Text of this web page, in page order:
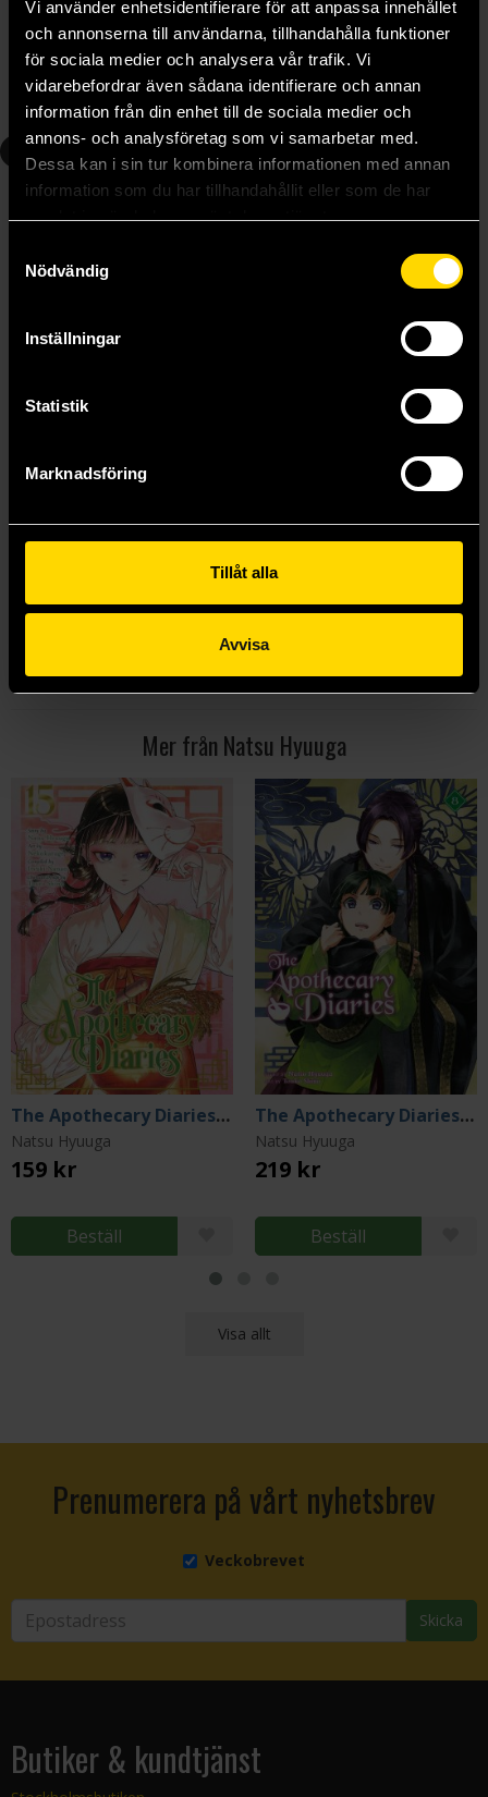
Vi använder enhetsidentifierare för att anpassa innehållet
och annonserna till användarna, tillhandahålla funktioner
för sociala medier och analysera vår trafik. Vi
vidarebefordrar även sådana identifierare och annan
information från din enhet till de sociala medier och
annons- och analysföretag som vi samarbetar med.
Dessa kan i sin tur kombinera informationen med annan
information som du har tillhandahållit eller som de har
samlat in när du har använt deras tjänster.
Nödvändig
Inställningar
Statistik
Marknadsföring
Tillåt alla
Avvisa
Natsu Hyuuga
219 kr
Beställ
Natsu Hyuuga
219 kr
Beställ
219 kr
6
The Apothecary Diaries 6 (Light Novel)
219 kr
Mer från Natsu Hyuuga
The Apothecary Diaries 15
Natsu Hyuuga
159 kr
Beställ
The Apothecary Diaries 8 (Light Novel)
Natsu Hyuuga
219 kr
Beställ
Visa allt
Prenumerera på vårt nyhetsbrev
Veckobrevet
Skicka
Butiker & kundtjänst